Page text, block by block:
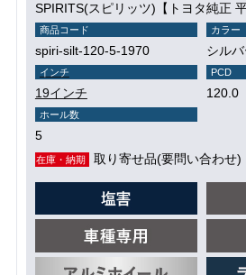
SPIRITS(スピリッツ)【トヨタ純正
商品コード
spiri-silt-120-5-1970
カラー
シル
インチ
19インチ
PCD
120.0
ホール数
5
在庫・納期 取り寄せ品(要問い合わせ)